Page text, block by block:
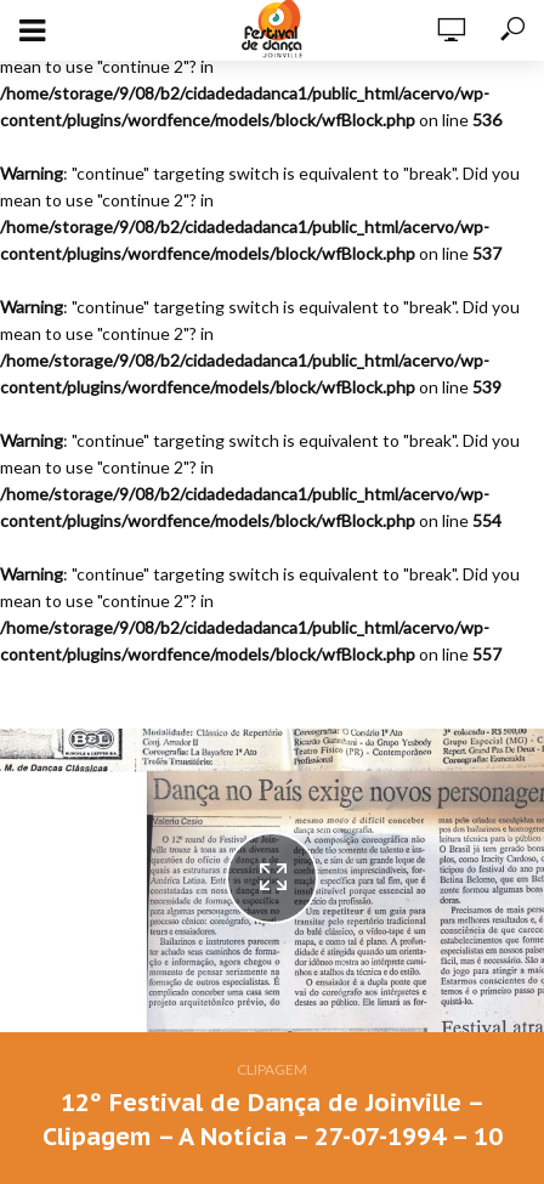
Warning
: "continue" targeting switch is equivalent to "break". Did you
mean to use "continue 2"? in
/home/storage/9/08/b2/cidadedadanca1/public_html/acervo/wp-
content/plugins/wordfence/models/block/wfBlock.phpon line536
Warning: "continue" targeting switch is equivalent to "break". Did you
mean to use "continue 2"? in
/home/storage/9/08/b2/cidadedadanca1/public_html/acervo/wp-
content/plugins/wordfence/models/block/wfBlock.phpon line537
Warning: "continue" targeting switch is equivalent to "break". Did you
mean to use "continue 2"? in
/home/storage/9/08/b2/cidadedadanca1/public_html/acervo/wp-
content/plugins/wordfence/models/block/wfBlock.phpon line539
Warning: "continue" targeting switch is equivalent to "break". Did you
mean to use "continue 2"? in
/home/storage/9/08/b2/cidadedadanca1/public_html/acervo/wp-
content/plugins/wordfence/models/block/wfBlock.phpon line554
Warning: "continue" targeting switch is equivalent to "break". Did you
mean to use "continue 2"? in
/home/storage/9/08/b2/cidadedadanca1/public_html/acervo/wp-
content/plugins/wordfence/models/block/wfBlock.phpon line557
Festival de Dança de Joinville - 12a. Edição - 1994
CLIPAGEM
12º Festival de Dança de Joinville –
Clipagem – A Notícia – 27-07-1994 – 10